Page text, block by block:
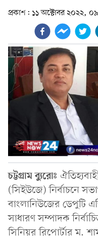
প্রকাশ: ১১ অক্টোবর ২০২২,
চট্টগ্রামব্যুরোঃ
(সিইউজে) নির্বাচনে
বাংলানিউজের ডেপুটি
সাধারণ সম্পাদক
সিনিয়র রিপোর্টার ম.